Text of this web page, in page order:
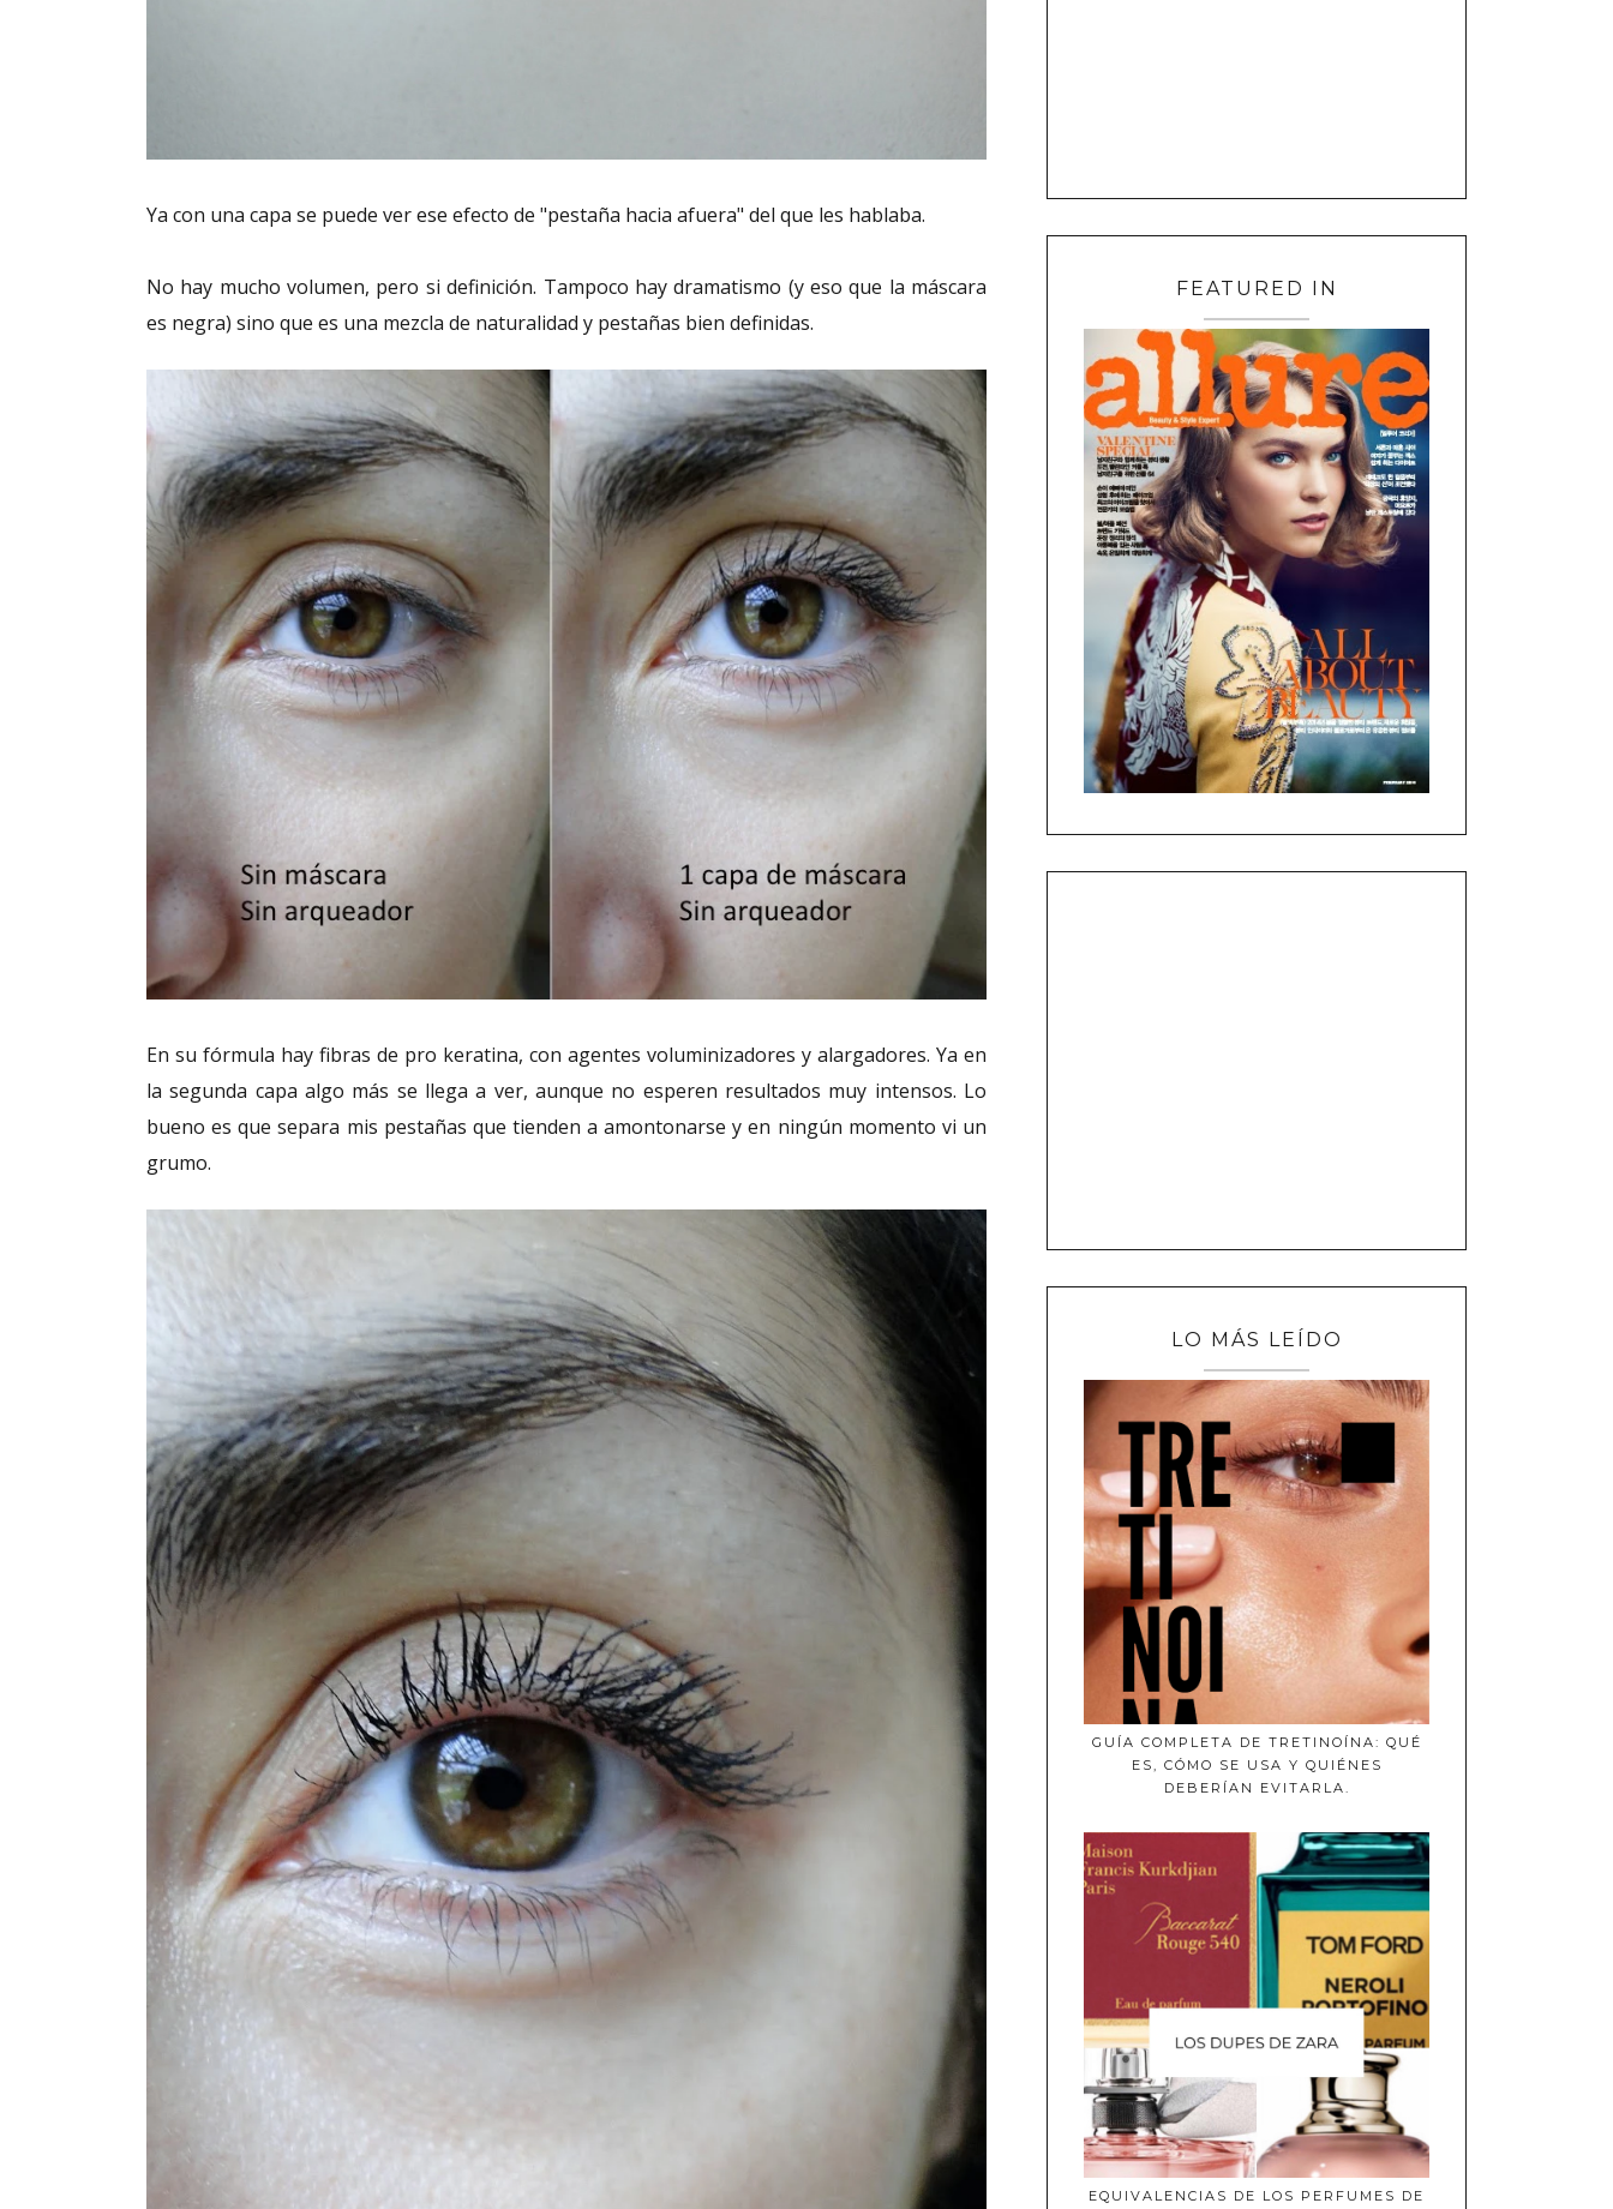
Ya con una capa se puede ver ese efecto de "pestaña hacia afuera" del que les hablaba.
No hay mucho volumen, pero si definición. Tampoco hay dramatismo (y eso que la máscara
es negra) sino que es una mezcla de naturalidad y pestañas bien definidas.
En su fórmula hay fibras de pro keratina, con agentes voluminizadores y alargadores. Ya en
la segunda capa algo más se llega a ver, aunque no esperen resultados muy intensos. Lo
bueno es que separa mis pestañas que tienden a amontonarse y en ningún momento vi un
grumo.
FEATURED IN
LO MÁS LEÍDO
GUÍA COMPLETA DE TRETINOÍNA: QUÉ
ES, CÓMO SE USA Y QUIÉNES
DEBERÍAN EVITARLA.
EQUIVALENCIAS DE LOS PERFUMES DE